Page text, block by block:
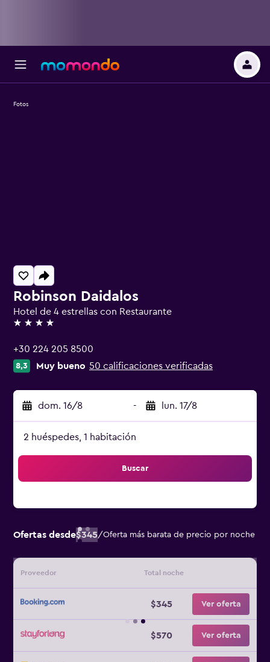
Robinson Daidalos
Hotel de 4 estrellas con Restaurante
4 estrellas
+30 224 205 8500
8,3 Muy bueno 50 calificaciones verificadas
dom. 16/8 - lun. 17/8
2 huéspedes, 1 habitación
Buscar
Ofertas desde$345/Oferta más barata de precio por noche
Proveedor Total noche
$345 Ver oferta
$570 Ver oferta
Fotos